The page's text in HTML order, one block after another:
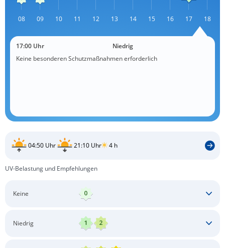
L
08 09 10 11 12 13 14 15 16 17 18
17:00 Uhr
Niedrig
Keine besonderen Schutzmaßnahmen erforderlich
04:50 Uhr 21:10 Uhr 4 h
UV-Belastung und Empfehlungen
Keine
Niedrig